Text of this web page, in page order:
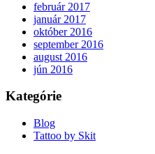
február 2017
január 2017
október 2016
september 2016
august 2016
jún 2016
Kategórie
Blog
Tattoo by Skit